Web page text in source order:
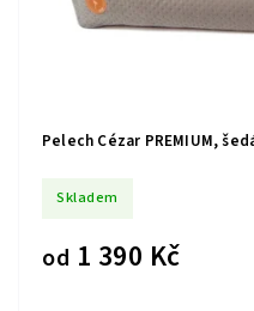
Pelech Cézar PREMIUM,
Skladem
od 1 390 Kč